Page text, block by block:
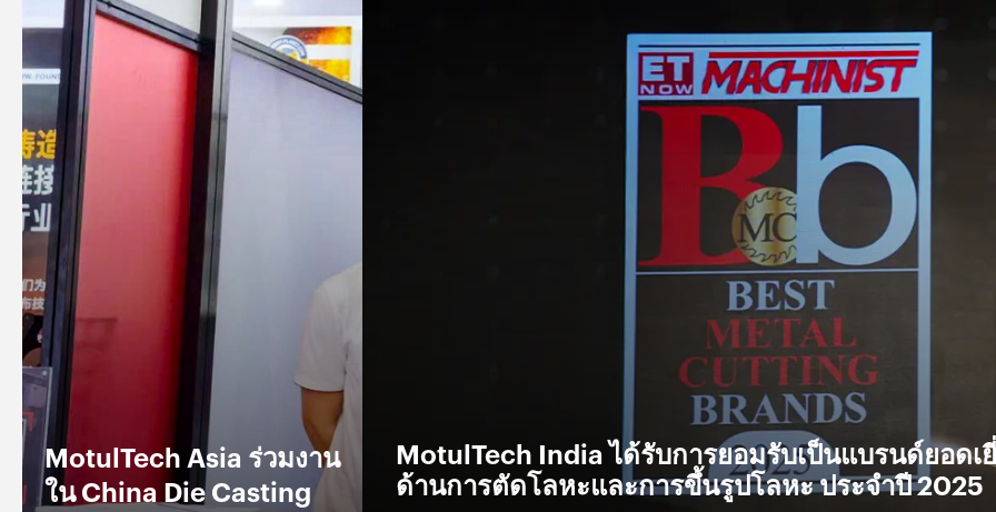
MotulTech Asia ร่วมงาน
ใน China Die Casting
MotulTech India ได้รับการยอมรับเป็นแบรนด์ยอดเ
ด้านการตัดโลหะและการขึ้นรูปโลหะ ประจำปี 2025